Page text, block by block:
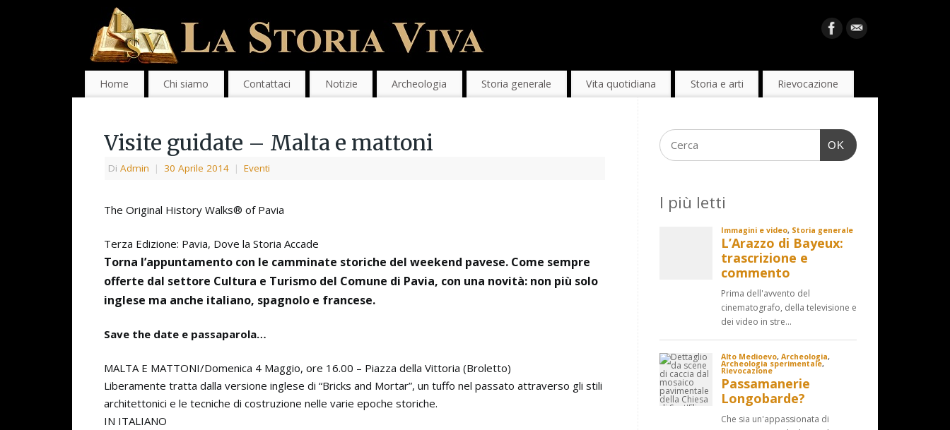
Home Chi siamo Contattaci Notizie Archeologia Storia generale Vita quotidiana Storia e arti Rievocazione
Visite guidate – Malta e mattoni
Di Admin | 30 Aprile 2014 | Eventi
The Original History Walks® of Pavia
Terza Edizione: Pavia, Dove la Storia Accade
Torna l’appuntamento con le camminate storiche del weekend pavese. Come sempre
offerte dal settore Cultura e Turismo del Comune di Pavia, con una novità: non più solo
inglese ma anche italiano, spagnolo e francese.
Save the date e passaparola…
MALTA E MATTONI/Domenica 4 Maggio, ore 16.00 – Piazza della Vittoria (Broletto)
Liberamente tratta dalla versione inglese di “Bricks and Mortar”, un tuffo nel passato attraverso gli stili
architettonici e le tecniche di costruzione nelle varie epoche storiche.
IN ITALIANO
OK
I più letti